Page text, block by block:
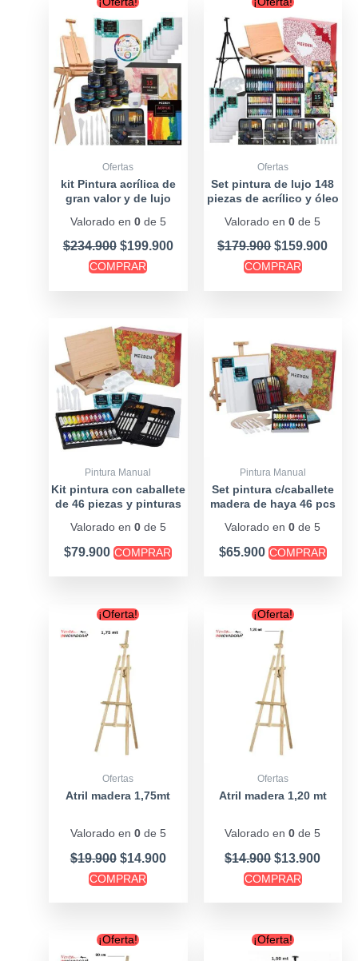
Ofertas
kit Pintura acrílica de
gran valor y de lujo
Valorado en 0de 5
$234.900
was:
$234.900.
$199.900
price
is:
$199.900.
COMPRAR
Ofertas
Set pintura de lujo 148
piezas de acrílico y óleo
Valorado en0 de 5
$179.900
price
was:
$179.900.
$159.900
is:
COMPRAR
Pintura Manual
Kit pintura con caballete
de 46 piezas y pinturas
Valorado en 0de 5
$79.900 COMPRAR
Pintura Manual
Set pintura c/caballete
madera de haya 46 pcs
Valorado en0 de 5
$65.900 COMPRAR
¡Oferta!
Ofertas
Atril madera 1,75mt
Valorado en 0de 5
$19.900
Original
price
was:
$19.900.
$14.900
COMPRAR
¡Oferta!
Ofertas
Atril madera 1,20 mt
Valorado en0 de 5
$14.900
Original
price
was:
$14.900.
$13.900
COMPRAR
¡Oferta!Original
price
¡Oferta!Original
price